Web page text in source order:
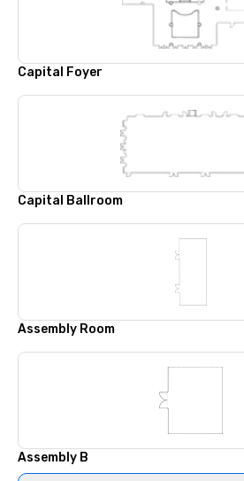
Capital Foyer
Capital Ballroom
Assembly Room
Assembly B